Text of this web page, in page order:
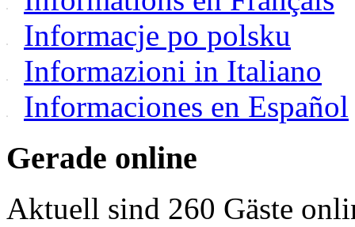
Informacje po polsku
Informazioni in Italiano
Informaciones en Español
Gerade online
Aktuell sind 260 Gäste